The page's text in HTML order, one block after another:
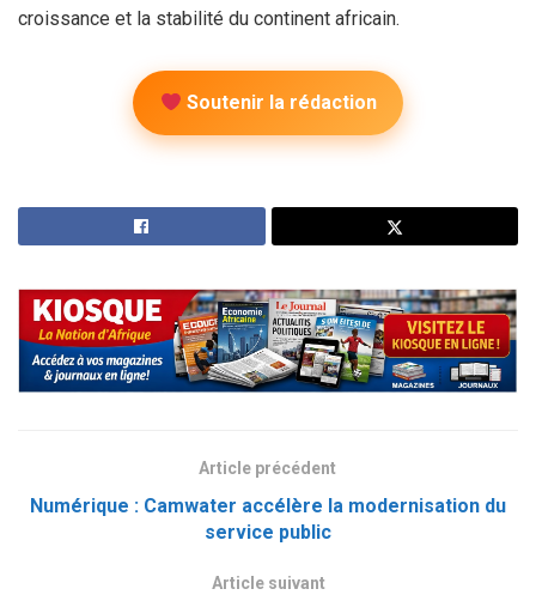
croissance et la stabilité du continent africain.
Soutenir la rédaction
Article précédent
Numérique : Camwater accélère la modernisation du
service public
Article suivant